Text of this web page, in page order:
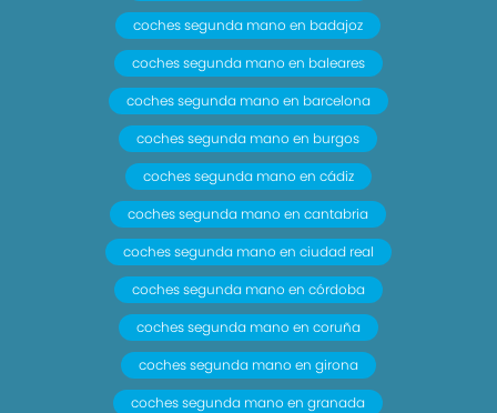
coches segunda mano en badajoz
coches segunda mano en baleares
coches segunda mano en barcelona
coches segunda mano en burgos
coches segunda mano en cádiz
coches segunda mano en cantabria
coches segunda mano en ciudad real
coches segunda mano en córdoba
coches segunda mano en coruña
coches segunda mano en girona
coches segunda mano en granada